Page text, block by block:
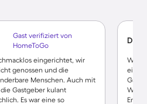
Gast verifiziert von
HomeToGo
eingerichtet, wir
genossen und die
Menschen. Auch mit
Gastgeber kulant
Es war eine so
Wir